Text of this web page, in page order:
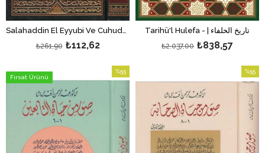
Salahaddin El Eyyubi Ve Cuhuduhu Fil Kada Alad Devletil Fatımiyye 1 Cilt | صلاح الدين الأيوبي
₺112,62
₺261,90
Tarihü'l Hulefa - | تاريخ الخلفاء
₺838,57
₺2.037,00
%55
%55İndirim
Fırsat Ürünü
%55
İndirim